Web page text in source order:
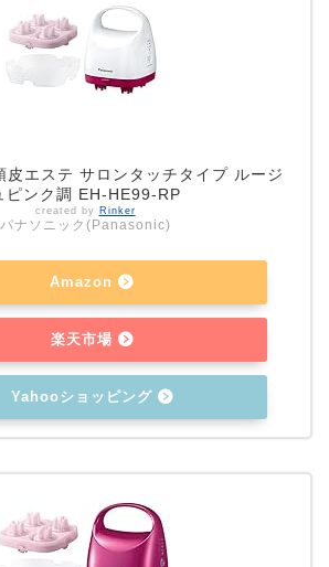
皮エステ サロンタッチタイプ ルージ
ピンク調 EH-HE99-RP
created by Rinker
パナソニック(Panasonic)
Amazon
楽天市場
Yahooショッピング